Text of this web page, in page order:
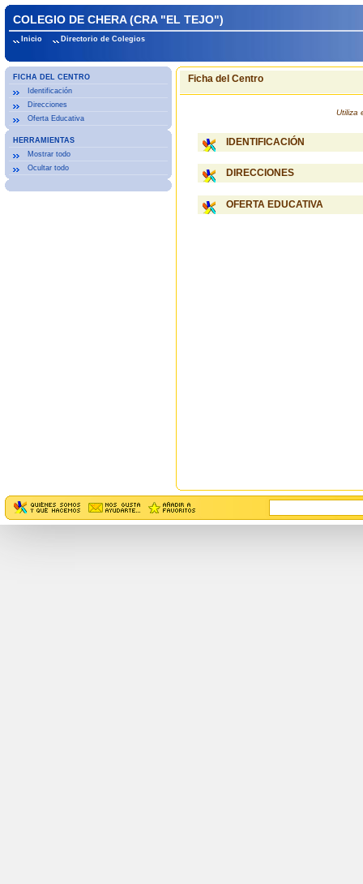
COLEGIO DE CHERA (CRA "EL TEJO")
Inicio Directorio de Colegios
FICHA DEL CENTRO
Identificación
Direcciones
Oferta Educativa
HERRAMIENTAS
Mostrar todo
Ocultar todo
Ficha del Centro
Utiliza
IDENTIFICACIÓN
DIRECCIONES
OFERTA EDUCATIVA